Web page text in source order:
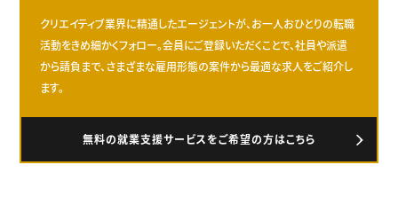
クリエイティブ業界に精通したエージェントが、お一人おひとりの転職
活動をきめ細かくフォロー。会員にご登録いただくことで、社員や派遣
から請負まで、さまざまな雇用形態の案件から最適な求人をご紹介し
ます。
無料の就業支援サービスをご希望の方はこちら